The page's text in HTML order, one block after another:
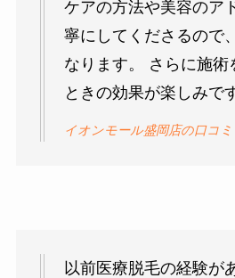
ケアの方法や美容のア
寧にしてくださるので
なります。 さらに施術
ときの効果が楽しみで
イオンモール盛岡店の口コミ
以前医療脱毛の経験が